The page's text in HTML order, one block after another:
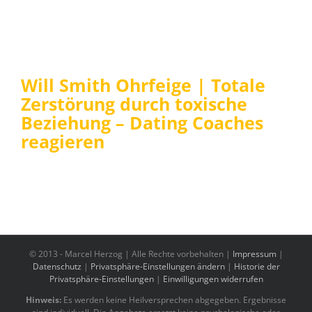
Will Smith Ohrfeige | Totale
Zerstörung durch toxische
Beziehung – Dating Coaches
reagieren
© 2013 - Marcel Herzog | Alle Rechte vorbehalten | Impressum |
Datenschutz | Privatsphäre-Einstellungen ändern| Historie der
Privatsphäre-Einstellungen| Einwilligungen widerrufen
Hinweis: Es werden keine Heilversprechen abgegeben. Ergebnisse